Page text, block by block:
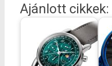
Ajánlott cikkek: